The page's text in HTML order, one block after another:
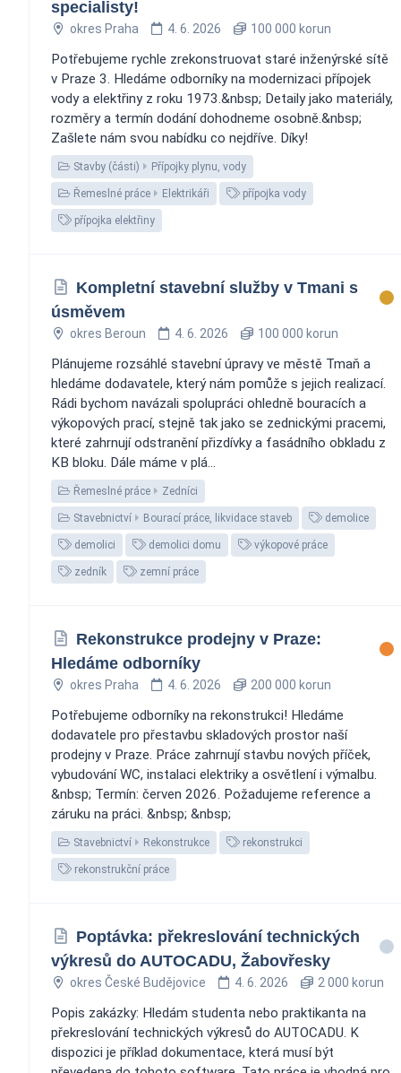
specialisty!
okres Praha 4. 6. 2026 100 000 korun
Potřebujeme rychle zrekonstruovat staré inženýrské sítě
v Praze 3. Hledáme odborníky na modernizaci přípojek
vody a elektřiny z roku 1973.&nbsp; Detaily jako materiály,
rozměry a termín dodání dohodneme osobně.&nbsp;
Zašlete nám svou nabídku co nejdříve. Díky!
Stavby (části) Přípojky plynu, vody
Řemeslné práce Elektrikáři přípojka vody
přípojka elektřiny
Kompletní stavební služby v Tmani s
úsměvem
okres Beroun 4. 6. 2026 100 000 korun
Plánujeme rozsáhlé stavební úpravy ve městě Tmaň a
hledáme dodavatele, který nám pomůže s jejich realizací.
Rádi bychom navázali spolupráci ohledně bouracích a
výkopových prací, stejně tak jako se zednickými pracemi,
které zahrnují odstranění přizdívky a fasádního obkladu z
KB bloku. Dále máme v plá...
Řemeslné práce Zedníci
Stavebnictví Bourací práce, likvidace staveb demolice
demolici demolici domu výkopové práce
zedník zemní práce
Rekonstrukce prodejny v Praze:
Hledáme odborníky
okres Praha 4. 6. 2026 200 000 korun
Potřebujeme odborníky na rekonstrukci! Hledáme
dodavatele pro přestavbu skladových prostor naší
prodejny v Praze. Práce zahrnují stavbu nových příček,
vybudování WC, instalaci elektriky a osvětlení i výmalbu.
&nbsp; Termín: červen 2026. Požadujeme reference a
záruku na práci. &nbsp; &nbsp;
Stavebnictví Rekonstrukce rekonstrukci
rekonstrukční práce
Poptávka: překreslování technických
výkresů do AUTOCADU, Žabovřesky
okres České Budějovice 4. 6. 2026 2 000 korun
Popis zakázky: Hledám studenta nebo praktikanta na
překreslování technických výkresů do AUTOCADU. K
dispozici je příklad dokumentace, která musí být